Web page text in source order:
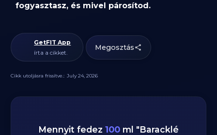
fogyasztasz, és mivel párosítod.
GetFIT App
írta a cikket.
Megosztás
Cikk utoljásra frissítve.: July 24, 2026
Mennyit fedez 100 ml "Baracklé